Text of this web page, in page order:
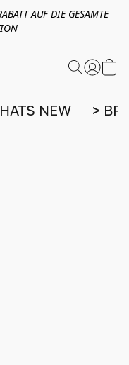
AUF DIE GESAMTE
NEW >